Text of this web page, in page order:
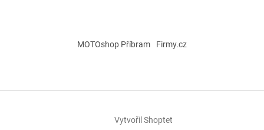
MOTOshop Příbram Firmy.cz
Vytvořil Shoptet